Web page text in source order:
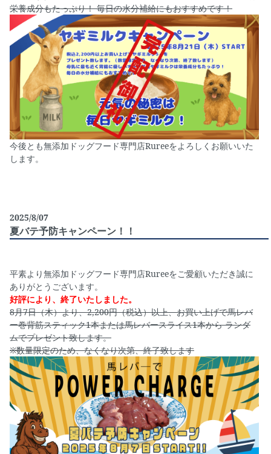
栄養成分もたっぷり！ 毎日の水分補給にもおすすめです！
今後とも無添加ドッグフード専門店Rureeをよろしくお願いいた
します。
2025/8/07
夏バテ予防キャンペーン！！
平素より無添加ドッグフード専門店Rureeをご愛顧いただき誠に
ありがとうございます。
好評により、終了いたしました。
8月7日（木）より、2,200円（税込）以上、お買い上げで馬レバ
ー巻背筋スティック1本または馬レバースライス1本から ランダ
ムでプレゼント致します。
※数量限定のため、なくなり次第、終了致します